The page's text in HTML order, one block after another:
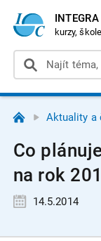
kurzy,
Aktuality a
Co
na rok
14.5.2014